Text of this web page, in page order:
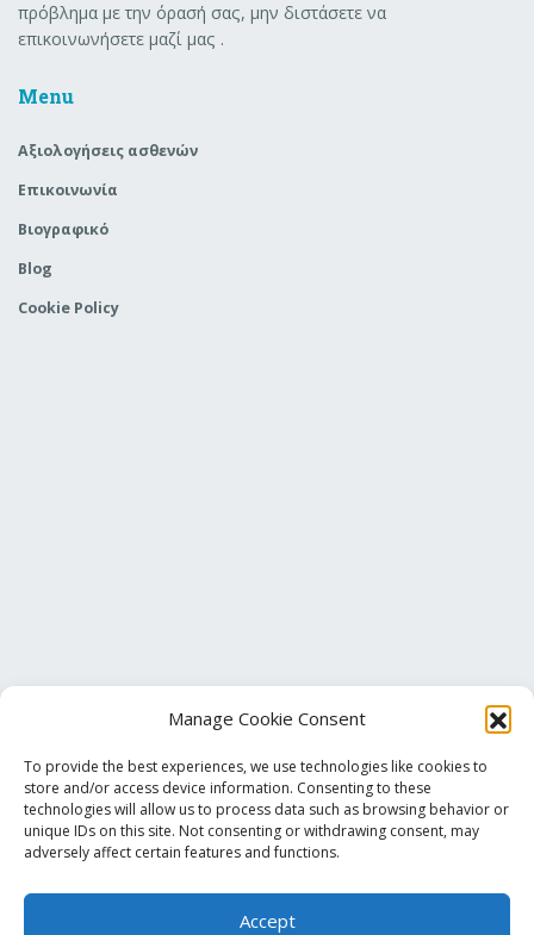
Manage Cookie Consent
To provide the best experiences, we use technologies like cookies to
store and/or access device information. Consenting to these
technologies will allow us to process data such as browsing behavior or
unique IDs on this site. Not consenting or withdrawing consent, may
adversely affect certain features and functions.
Accept
πρόβλημα με την όρασή σας, μην διστάσετε να
επικοινωνήσετε μαζί μας .
Menu
Aξιολογήσεις ασθενών
Επικοινωνία
Βιογραφικό
Blog
Cookie Policy
Τηλ. Επικοινωνίας
+30 213 033 6501
info@pmalamos.gr